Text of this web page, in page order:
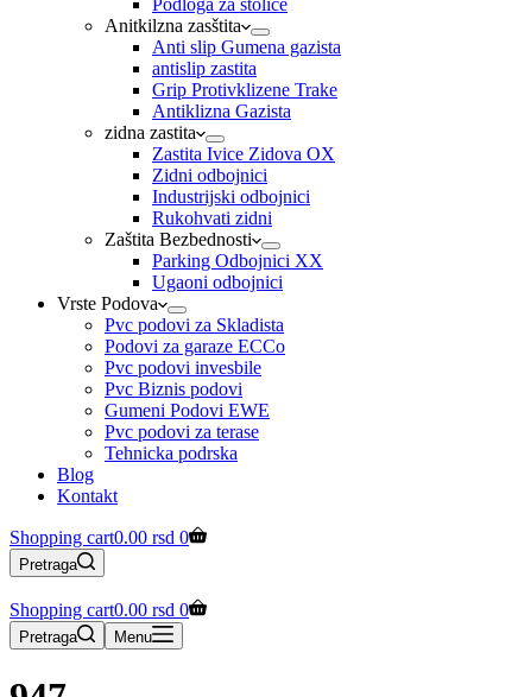
Podloga za stolice
Anitkilzna zasštita
Anti slip Gumena gazista
antislip zastita
Grip Protivklizene Trake
Antiklizna Gazista
zidna zastita
Zastita Ivice Zidova OX
Zidni odbojnici
Industrijski odbojnici
Rukohvati zidni
Zaštita Bezbednosti
Parking Odbojnici XX
Ugaoni odbojnici
Vrste Podova
Pvc podovi za Skladista
Podovi za garaze ECCo
Pvc podovi invesbile
Pvc Biznis podovi
Gumeni Podovi EWE
Pvc podovi za terase
Tehnicka podrska
Blog
Kontakt
Shopping cart0.00 rsd 0
Pretraga
Shopping cart0.00 rsd 0
Pretraga Menu